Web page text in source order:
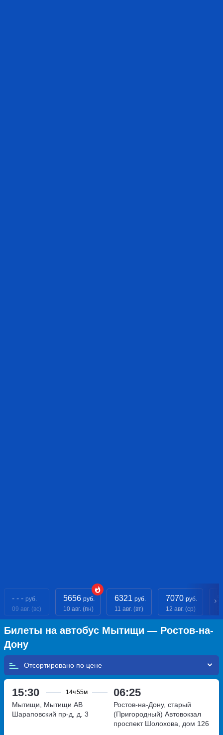
- - - руб.
09 авг. (вс)
5656 руб.
10 авг. (пн)
6321 руб.
11 авг. (вт)
7070 руб.
12 авг. (ср)
Билеты на автобус Мытищи — Ростов-на-
Дону
Отсортировано по
15:30 14ч55м 06:25
Мытищи, Мытищи АВ
Шараповский пр-д, д. 3
Ростов-на-Дону, старый
(Пригородный) Автовокзал
проспект Шолохова, дом 126